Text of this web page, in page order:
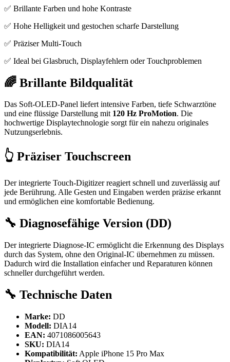
✅ Brillante Farben und hohe Kontraste
✅ Hohe Helligkeit und gestochen scharfe Darstellung
✅ Präziser Multi-Touch
✅ Ideal bei Glasbruch, Displayfehlern oder Touchproblemen
🌈 Brillante Bildqualität
Das Soft-OLED-Panel liefert intensive Farben, tiefe Schwarztöne
und eine flüssige Darstellung mit 120 Hz ProMotion. Die
hochwertige Displaytechnologie sorgt für ein nahezu originales
Nutzungserlebnis.
👆 Präziser Touchscreen
Der integrierte Touch-Digitizer reagiert schnell und zuverlässig auf
jede Berührung. Alle Gesten und Eingaben werden präzise erkannt
und ermöglichen eine komfortable Bedienung.
🔧 Diagnosefähige Version (DD)
Der integrierte Diagnose-IC ermöglicht die Erkennung des Displays
durch das System, ohne den Original-IC übernehmen zu müssen.
Dadurch wird die Installation einfacher und Reparaturen können
schneller durchgeführt werden.
🔧 Technische Daten
Marke: DD
Modell: DIA14
EAN: 4071086005643
SKU: DIA14
Kompatibilität: Apple iPhone 15 Pro Max